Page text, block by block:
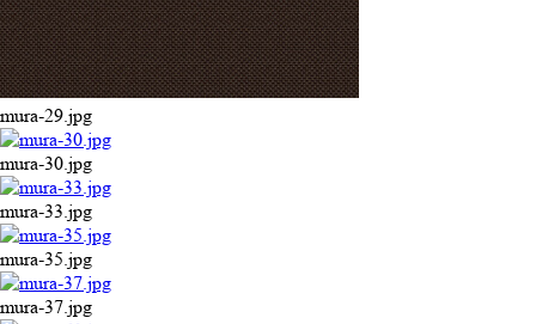
mura-29.jpg
mura-30.jpg
mura-33.jpg
mura-35.jpg
mura-37.jpg